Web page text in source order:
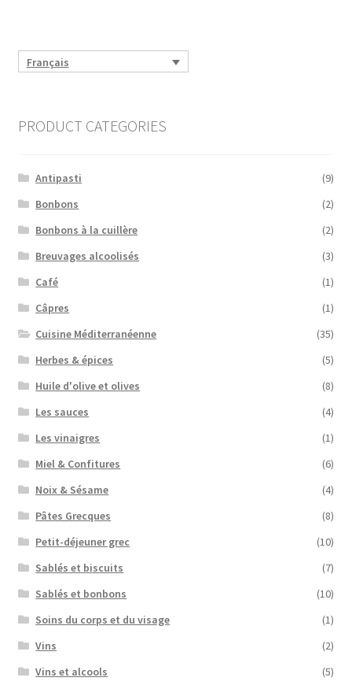
Français
PRODUCT CATEGORIES
Antipasti
(9)
Bonbons
(2)
Bonbons à la cuillère
(2)
Breuvages alcoolisés
(3)
Café
(1)
Câpres
(1)
Cuisine Méditerranéenne
(35)
Herbes & épices
(5)
Huile d'olive et olives
(8)
Les sauces
(4)
Les vinaigres
(1)
Miel & Confitures
(6)
Noix & Sésame
(4)
Pâtes Grecques
(8)
Petit-déjeuner grec
(10)
Sablés et biscuits
(7)
Sablés et bonbons
(10)
Soins du corps et du visage
(1)
Vins
(2)
Vins et alcools
(5)